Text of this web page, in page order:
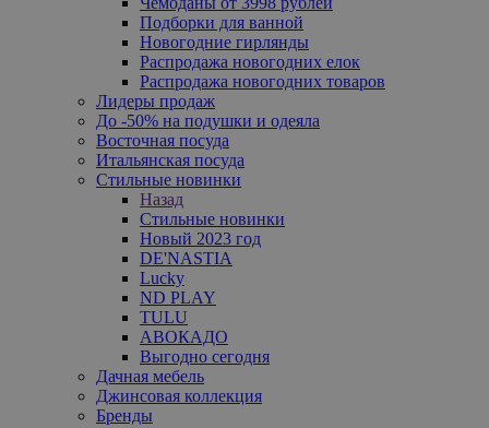
Подборки для ванной
Новогодние гирлянды
Распродажа новогодних елок
Распродажа новогодних товаров
Лидеры продаж
До -50% на подушки и одеяла
Восточная посуда
Итальянская посуда
Стильные новинки
Назад
Стильные новинки
Новый 2023 год
DE'NASTIA
Lucky
ND PLAY
TULU
АВОКАДО
Выгодно сегодня
Дачная мебель
Джинсовая коллекция
Бренды